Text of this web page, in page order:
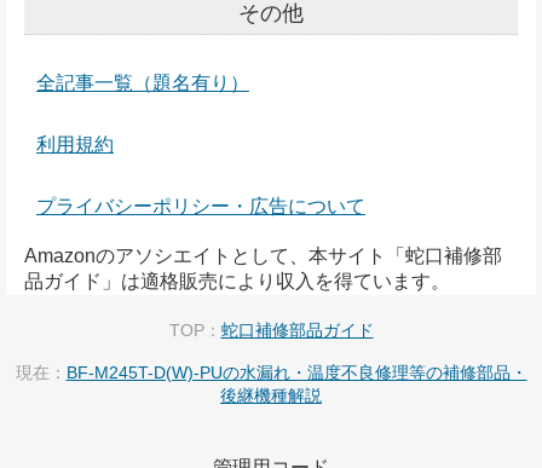
その他
全記事一覧（題名有り）
利用規約
プライバシーポリシー・広告について
Amazonのアソシエイトとして、本サイト「蛇口補修部
品ガイド」は適格販売により収入を得ています。
TOP： 蛇口補修部品ガイド
現在： BF-M245T-D(W)-PUの水漏れ・温度不良修理等の補修部品・
後継機種解説